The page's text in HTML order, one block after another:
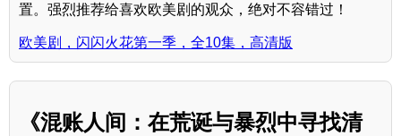
置。强烈推荐给喜欢欧美剧的观众，绝对不容错过！
欧美剧，闪闪火花第一季，全10集，高清版
《混账人间：在荒诞与暴烈中寻找清